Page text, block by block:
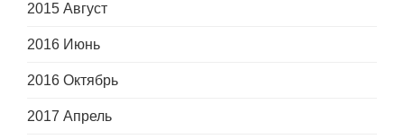
2015 Август
2016 Июнь
2016 Октябрь
2017 Апрель